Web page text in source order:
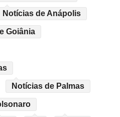
Notícias de Anápolis
Goiânia
Notícias de Palmas